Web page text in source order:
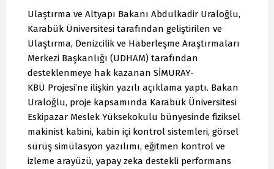
Ulaştırma ve Altyapı Bakanı Abdulkadir Uraloğlu,
Karabük Üniversitesi tarafından geliştirilen ve
Ulaştırma, Denizcilik ve Haberleşme Araştırmaları
Merkezi Başkanlığı (UDHAM) tarafından
desteklenmeye hak kazanan SİMURAY-
KBÜ Projesi’ne ilişkin yazılı açıklama yaptı. Bakan
Uraloğlu, proje kapsamında Karabük Üniversitesi
Eskipazar Meslek Yüksekokulu bünyesinde fiziksel
makinist kabini, kabin içi kontrol sistemleri, görsel
sürüş simülasyon yazılımı, eğitmen kontrol ve
izleme arayüzü, yapay zeka destekli performans